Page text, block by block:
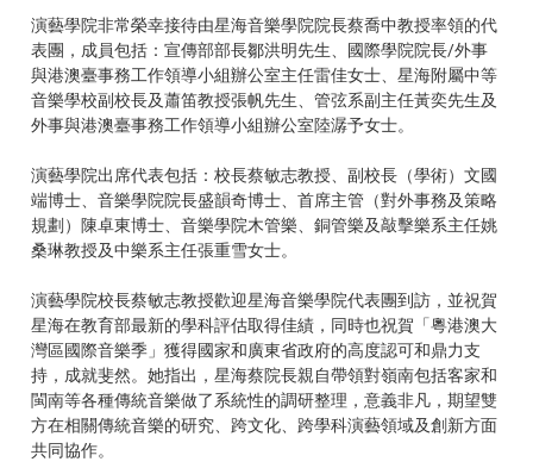
演藝學院非常榮幸接待由星海音樂學院院長蔡喬中教授率領的代
表團，成員包括：宣傳部部長鄒洪明先生、國際學院院長/外事
與港澳臺事務工作領導小組辦公室主任雷佳女士、星海附屬中等
音樂學校副校長及蕭笛教授張帆先生、管弦系副主任黃奕先生及
外事與港澳臺事務工作領導小組辦公室陸潺予女士。
演藝學院出席代表包括：校長蔡敏志教授、副校長（學術）文國
端博士、音樂學院院長盛韻奇博士、首席主管（對外事務及策略
規劃）陳卓東博士、音樂學院木管樂、銅管樂及敲擊樂系主任姚
桑琳教授及中樂系主任張重雪女士。
演藝學院校長蔡敏志教授歡迎星海音樂學院代表團到訪，並祝賀
星海在教育部最新的學科評估取得佳績，同時也祝賀「粵港澳大
灣區國際音樂季」獲得國家和廣東省政府的高度認可和鼎力支
持，成就斐然。她指出，星海蔡院長親自帶領對嶺南包括客家和
閩南等各種傳統音樂做了系統性的調研整理，意義非凡，期望雙
方在相關傳統音樂的研究、跨文化、跨學科演藝領域及創新方面
共同協作。